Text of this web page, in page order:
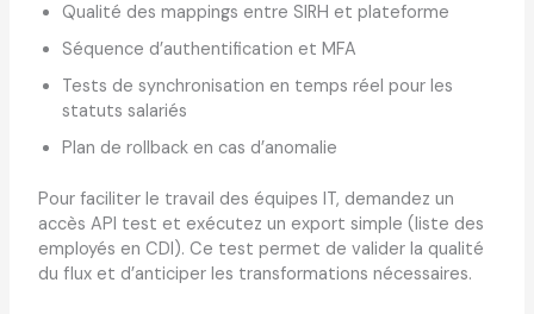
Qualité des mappings entre SIRH et plateforme
Séquence d’authentification et MFA
Tests de synchronisation en temps réel pour les
statuts salariés
Plan de rollback en cas d’anomalie
Pour faciliter le travail des équipes IT, demandez un
accès API test et exécutez un export simple (liste des
employés en CDI). Ce test permet de valider la qualité
du flux et d’anticiper les transformations nécessaires.